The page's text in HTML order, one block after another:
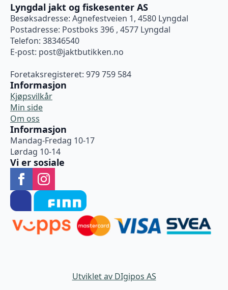
Lyngdal jakt og fiskesenter AS
Besøksadresse: Agnefestveien 1, 4580 Lyngdal
Postadresse: Postboks 396 , 4577 Lyngdal
Telefon: 38346540
E-post: post@jaktbutikken.no
Foretaksregisteret: 979 759 584
Informasjon
Kjøpsvilkår
Min side
Om oss
Informasjon
Mandag-Fredag 10-17
Lørdag 10-14
Vi er sosiale
Utviklet av DIgipos AS